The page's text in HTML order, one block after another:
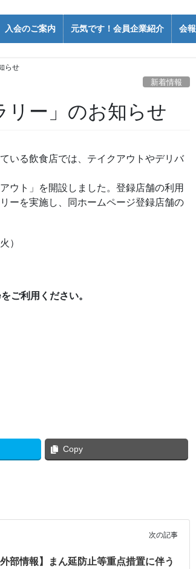
入会のご案内 元気です！会員企業紹介 会報
らせ
新着情報
リー」のお知らせ
いる飲食店では、テイクアウトやデリバ
ウト」を開設しました。登録店舗の利用
ーを実施し、同ホームページ登録店舗の
）
ご利用ください。
Copy
次の記事
外部情報】まん延防止等重点措置に伴う